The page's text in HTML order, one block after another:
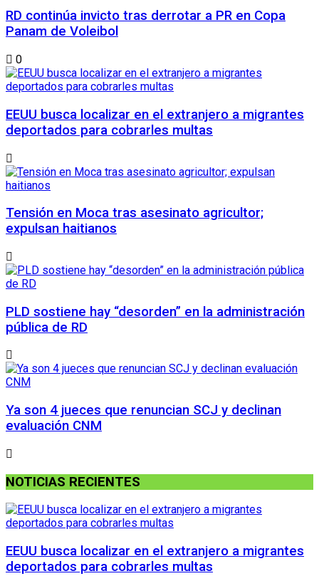
RD continúa invicto tras derrotar a PR en Copa
Panam de Voleibol
0
EEUU busca localizar en el extranjero a migrantes
deportados para cobrarles multas
Tensión en Moca tras asesinato agricultor;
expulsan haitianos
PLD sostiene hay “desorden” en la administración
pública de RD
Ya son 4 jueces que renuncian SCJ y declinan
evaluación CNM
NOTICIAS RECIENTES
EEUU busca localizar en el extranjero a migrantes
deportados para cobrarles multas